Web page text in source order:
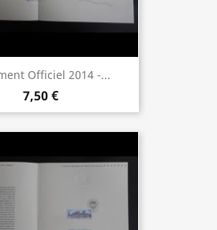
Officiel 2014 -...
7,50 €